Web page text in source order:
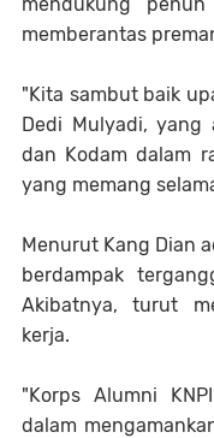
memberantas
"Kita sambut baik
Dedi Mulyadi, yang
dan Kodam dalam
yang memang
Menurut Kang Dian
berdampak
Akibatnya, turut
kerja.
"Korps Alumni
dalam